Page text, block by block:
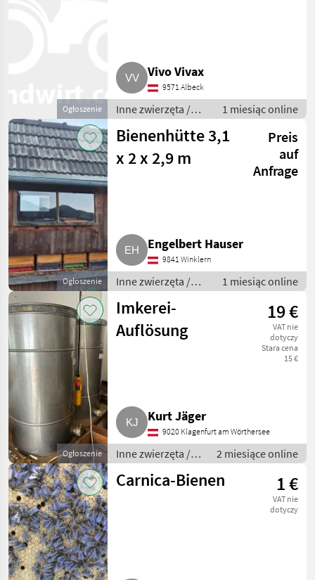
Ogłoszenie
Vivo Vivax
9571 Albeck
Inne zwierzęta /
Pszczoły i
pszczelarstwo
1 miesiąc online
Ogłoszenie
Bienenhütte 3,1
x 2 x 2,9 m
Preis
auf
Anfrage
Engelbert Hauser
9841 Winklern
Inne zwierzęta /
Pszczoły i
pszczelarstwo
1 miesiąc online
Ogłoszenie
Imkerei-
Auflösung
19 €
VAT nie
dotyczy
Stara cena
15 €
Kurt Jäger
9020 Klagenfurt am Wörthersee
Inne zwierzęta /
Pszczoły i
pszczelarstwo
2 miesiące online
Carnica-Bienen 1 €
VAT nie
dotyczy